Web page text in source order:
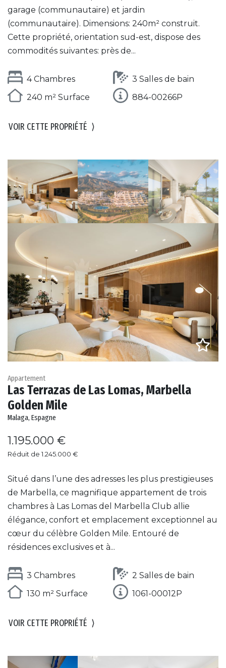
garage (communautaire) et jardin
(communautaire). Dimensions: 240m² construit.
Cette propriété, orientation sud-est, dispose des
commodités suivantes: près de...
4 Chambres
3 Salles de bain
240 m² Surface
884-00266P
VOIR CETTE PROPRIÉTÉ ⟩
Appartement
Las Terrazas de Las Lomas, Marbella
Golden Mile
Malaga, Espagne
1.195.000 €
Réduit de 1.245.000 €
Situé dans l’une des adresses les plus prestigieuses
de Marbella, ce magnifique appartement de trois
chambres à Las Lomas del Marbella Club allie
élégance, confort et emplacement exceptionnel au
cœur du célèbre Golden Mile. Entouré de
résidences exclusives et à...
3 Chambres
2 Salles de bain
130 m² Surface
1061-00012P
VOIR CETTE PROPRIÉTÉ ⟩